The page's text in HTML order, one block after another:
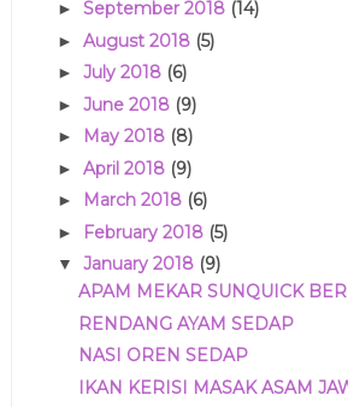
► September 2018 (14)
► August 2018 (5)
► July 2018 (6)
► June 2018 (9)
► May 2018 (8)
► April 2018 (9)
► March 2018 (6)
► February 2018 (5)
▼ January 2018 (9)
APAM MEKAR SUNQUICK
RENDANG AYAM SEDAP
NASI OREN SEDAP
IKAN KERISI MASAK ASAM